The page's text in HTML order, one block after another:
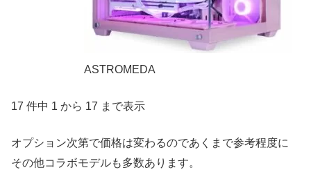
ASTROMEDA
17 件中 1 から 17 まで表示
オプション次第で価格は変わるのであくまで参考程度に
その他コラボモデルも多数あります。